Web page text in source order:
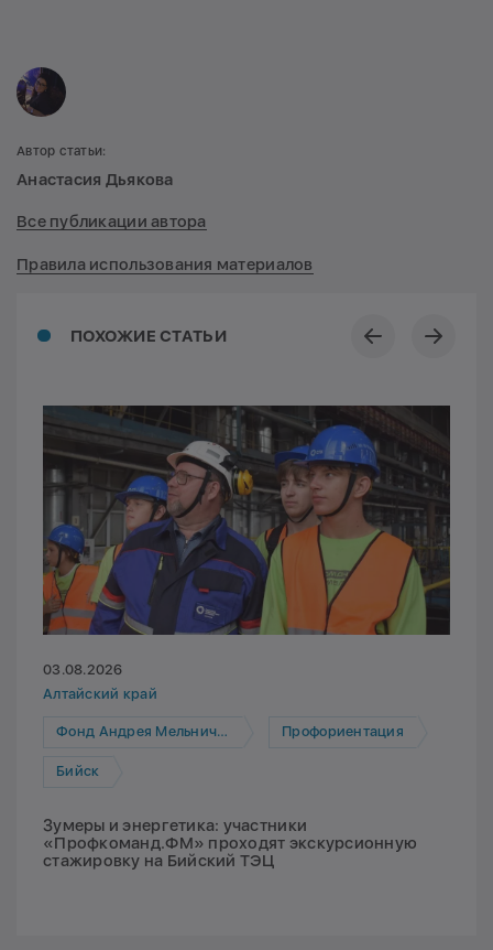
ПОХОЖИЕ СТАТЬИ
03.08.2026
Алтайский край
Фонд Андрея Мельниченко Профориентация
Бийск
Зумеры и энергетика: участники
«Профкоманд.ФМ» проходят экскурсионную
стажировку на Бийский ТЭЦ
Автор статьи:
Анастасия Дьякова
Все публикации автора
Правила использования материалов